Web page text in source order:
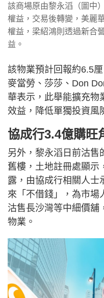
該商場原由黎永滔（圖中
權益，交易後轉變，美麗
權益，梁紹鴻則透過新合
益。
該物業預計回報約6.5
麥當勞、莎莎、Don
華表示，此舉能擴充物
效益，降低單獨投資風
協成行3.4億購旺
另外，黎永滔日前沽售
舊樓，土地註冊處顯示
露，由協成行相關人士
來「不借錢」，為市場
沽售長沙灣等中細價舖
物業。